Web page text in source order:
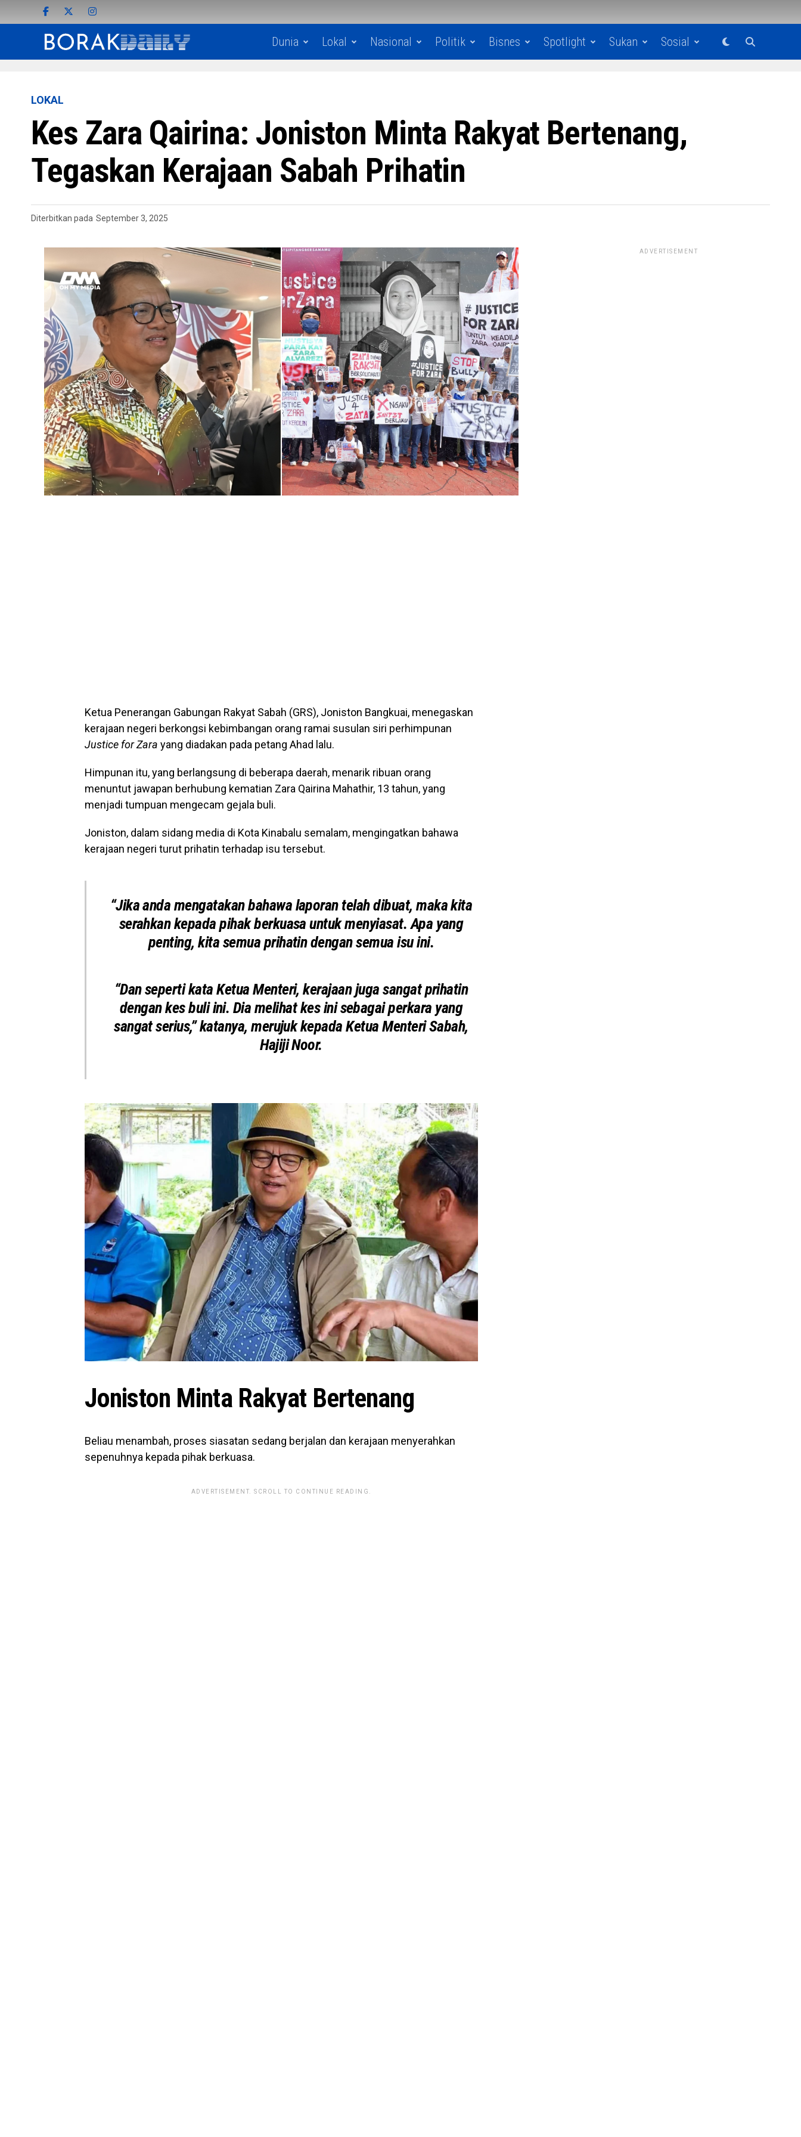
Dunia Lokal Nasional Politik Bisnes Spotlight Sukan Sosial
LOKAL
Kes Zara Qairina: Joniston Minta Rakyat Bertenang,
Tegaskan Kerajaan Sabah Prihatin
Diterbitkan pada September 3, 2025
Ketua Penerangan Gabungan Rakyat Sabah (GRS), Joniston Bangkuai, menegaskan
kerajaan negeri berkongsi kebimbangan orang ramai susulan siri perhimpunan
Justice for Zara yang diadakan pada petang Ahad lalu.
Himpunan itu, yang berlangsung di beberapa daerah, menarik ribuan orang
menuntut jawapan berhubung kematian Zara Qairina Mahathir, 13 tahun, yang
menjadi tumpuan mengecam gejala buli.
Joniston, dalam sidang media di Kota Kinabalu semalam, mengingatkan bahawa
kerajaan negeri turut prihatin terhadap isu tersebut.
“Jika anda mengatakan bahawa laporan telah dibuat, maka kita
serahkan kepada pihak berkuasa untuk menyiasat. Apa yang
penting, kita semua prihatin dengan semua isu ini.
“Dan seperti kata Ketua Menteri, kerajaan juga sangat prihatin
dengan kes buli ini. Dia melihat kes ini sebagai perkara yang
sangat serius,” katanya, merujuk kepada Ketua Menteri Sabah,
Hajiji Noor.
Joniston Minta Rakyat Bertenang
Beliau menambah, proses siasatan sedang berjalan dan kerajaan menyerahkan
sepenuhnya kepada pihak berkuasa.
ADVERTISEMENT. SCROLL TO CONTINUE READING.
ADVERTISEMENT